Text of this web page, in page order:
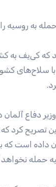
سلاح‌های
دفاع
تصریح کرد
داده است که
حمله نخواهد